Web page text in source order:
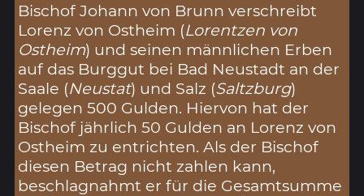
Bischof Johann von Brunn verschreibt
Lorenz von Ostheim (Lorentzen von
Ostheim) und seinen männlichen Erben
auf das Burggut bei Bad Neustadt an der
Saale (Neustat) und Salz (Saltzburg)
gelegen 500 Gulden. Hiervon hat der
Bischof jährlich 50 Gulden an Lorenz von
Ostheim zu entrichten. Als der Bischof
diesen Betrag nicht zahlen kann,
beschlagnahmt er für die Gesamtsumme